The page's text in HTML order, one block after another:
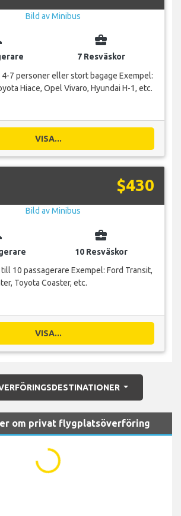
business_center
7 Resväskor
4-7 personer eller stort bagage Exempel:
Hiace, Opel Vivaro, Hyundai H-1, etc.
VISA...
$430
business_center
10 Resväskor
10 passagerare Exempel: Ford Transit,
Toyota Coaster, etc.
VISA...
om privat flygplatsöverföring
...